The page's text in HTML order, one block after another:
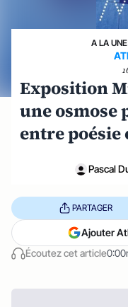
A LA UNE
Exposition
une osmose
entre
Pascal
Écoutez cet article
PARTAGER
Ajouter